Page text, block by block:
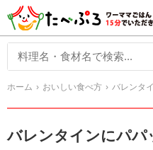
ホーム おいしい食べ方 バレンタイン
バレンタインにパパ